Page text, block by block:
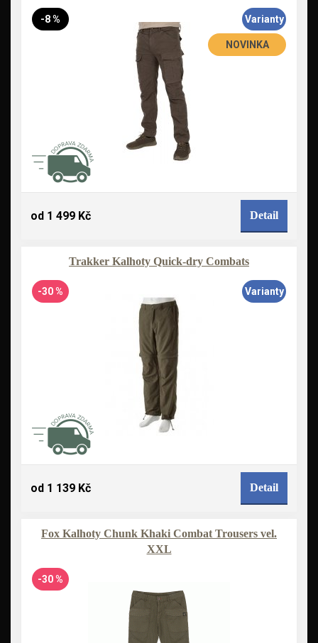
-8 %
NOVINKA
Varianty
od 1 499 Kč Detail
Trakker Kalhoty Quick-dry Combats
-30 % Varianty
od 1 139 Kč Detail
Fox Kalhoty Chunk Khaki Combat Trousers vel.
XXL
-30 %